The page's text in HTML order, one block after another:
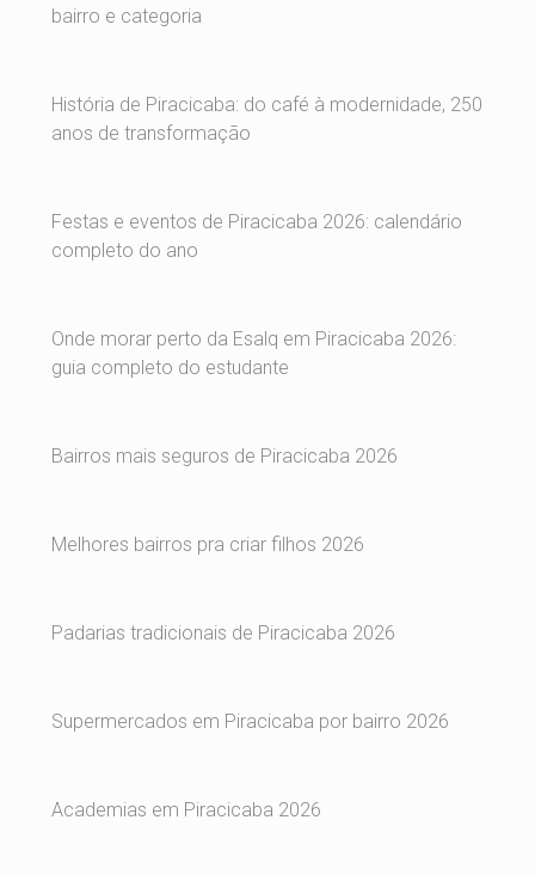
bairro e categoria
História de Piracicaba: do café à modernidade, 250
anos de transformação
Festas e eventos de Piracicaba 2026: calendário
completo do ano
Onde morar perto da Esalq em Piracicaba 2026:
guia completo do estudante
Bairros mais seguros de Piracicaba 2026
Melhores bairros pra criar filhos 2026
Padarias tradicionais de Piracicaba 2026
Supermercados em Piracicaba por bairro 2026
Academias em Piracicaba 2026